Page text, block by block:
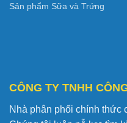
Sản phẩm Sữa và Trứng
CÔNG TY TNHH
Nhà phân phối chính thức